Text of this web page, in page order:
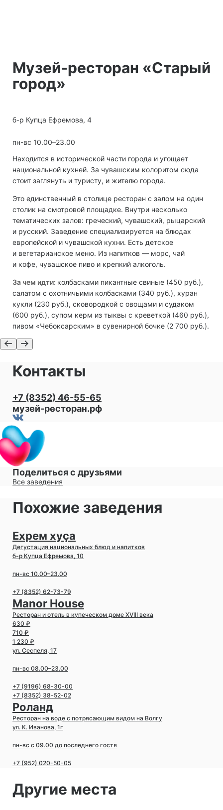
Музей-ресторан «Старый
город»
б-р Купца Ефремова, 4
пн-вс 10.00–23.00
Находится в исторической части города и угощает
национальной кухней. За чувашским колоритом сюда
стоит заглянуть и туристу, и жителю города.
Это единственный в столице ресторан с залом на один
столик на смотровой площадке. Внутри несколько
тематических залов: греческий, чувашский, рыцарский
и русский. Заведение специализируется на блюдах
европейской и чувашской кухни. Есть детское
и вегетарианское меню. Из напитков — морс, чай
и кофе, чувашское пиво и крепкий алкоголь.
За чем идти: колбасками пикантные свиные (450 руб.),
салатом с охотничьими колбасками (340 руб.), хуран
кукли (230 руб.), сковородкой с овощами и судаком
(600 руб.), супом керм из тыквы с креветкой (460 руб.),
пивом «Чебоксарским» в сувенирной бочке (2 700 руб.).
Контакты
+7 (8352) 46-55-65
музей-ресторан.рф
Поделиться с друзьями
Все заведения
Похожие заведения
Ехрем хуçа
Дегустация национальных блюд и напитков
б-р Купца Ефремова, 10
пн-вс 10.00–23.00
+7 (8352) 62-73-79
Manor House
Ресторан и отель в купеческом доме XVIII века
630 ₽
710 ₽
1 230 ₽
ул. Сеспеля, 17
пн-вс 08.00–23.00
+7 (9196) 68-30-00
+7 (8352) 38-52-02
Роланд
Ресторан на воде с потрясающим видом на Волгу
ул. К. Иванова, 1г
пн-вс с 09.00 до последнего гостя
+7 (952) 020-50-05
Другие места